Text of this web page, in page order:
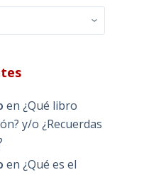
en ¿Qué libro
y/o ¿Recuerdas
en ¿Qué es el